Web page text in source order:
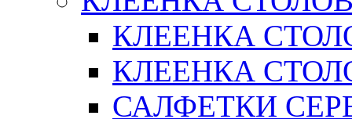
КЛЕЕНКА
КЛЕЕНКА
САЛФЕТКИ